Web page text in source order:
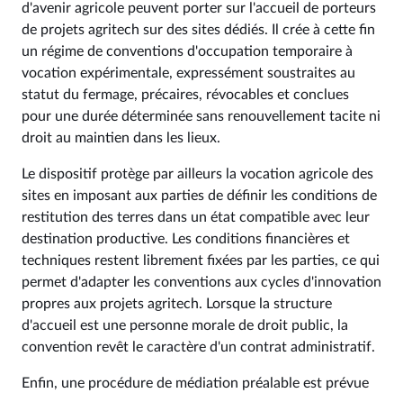
d'avenir agricole peuvent porter sur l'accueil de porteurs
de projets agritech sur des sites dédiés. Il crée à cette fin
un régime de conventions d'occupation temporaire à
vocation expérimentale, expressément soustraites au
statut du fermage, précaires, révocables et conclues
pour une durée déterminée sans renouvellement tacite ni
droit au maintien dans les lieux.
Le dispositif protège par ailleurs la vocation agricole des
sites en imposant aux parties de définir les conditions de
restitution des terres dans un état compatible avec leur
destination productive. Les conditions financières et
techniques restent librement fixées par les parties, ce qui
permet d'adapter les conventions aux cycles d'innovation
propres aux projets agritech. Lorsque la structure
d'accueil est une personne morale de droit public, la
convention revêt le caractère d'un contrat administratif.
Enfin, une procédure de médiation préalable est prévue